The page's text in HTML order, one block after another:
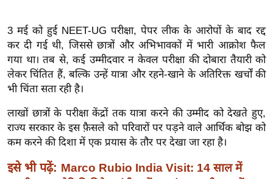
श
ख्सि
य
त
ग
इं
या
3 मई को हुई NEET-UG परीक्षा, पेपर लीक के आरोपों के बाद रद्द
कर दी गई थी, जिससे छात्रों और अभिभावकों में भारी आक्रोश फैल
गया था। तब से, कई उम्मीदवार न केवल परीक्षा की दोबारा तैयारी को
लेकर चिंतित हैं, बल्कि उन्हें यात्रा और रहने-खाने के अतिरिक्त खर्चों की
भी चिंता सता रही है।
लाखों छात्रों के परीक्षा केंद्रों तक यात्रा करने की उम्मीद को देखते हुए,
राज्य सरकार के इस फ़ैसले को परिवारों पर पड़ने वाले आर्थिक बोझ को
कम करने की दिशा में एक प्रयास के तौर पर देखा जा रहा है।
इसे भी पढ़ें: Marco Rubio India Visit: 14 साल में